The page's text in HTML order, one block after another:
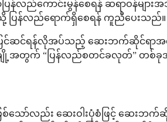
ပြန်လည်ကောင်းမွန်စေရန် ဆရာဝန်
သို့ ပြန်လည်ရောက်ရှိစေရန် ကူညီပေးသည်။
င်ရန်လိုအပ်သည့် ဆေးဘက်ဆိုင်ရာအခြေအ
ျို့အတွက် “ပြန်လည်စတင်ခလုတ်” တစ်ခုအ
သော်လည်း ဆေးဝါးပုံစံဖြင့် ဆေး